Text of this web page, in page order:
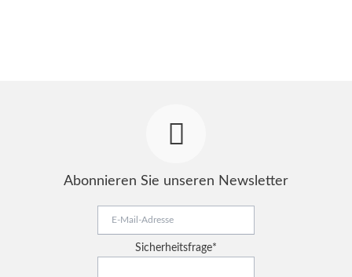
Abonnieren Sie unseren Newsletter
Adresse
Pflichtfeld
Sicherheitsfrage*